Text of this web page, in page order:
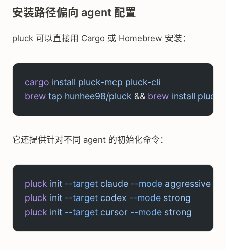
安装路径偏向 agent 配置
pluck 可以直接用 Cargo 或 Homebrew 安装：
cargo install pluck-mcp pluck-cli
brew tap hunhee98/pluck && brew install pluck
它还提供针对不同 agent 的初始化命令：
pluck init --target claude --mode aggressive
pluck init --target codex --mode strong
pluck init --target cursor --mode strong